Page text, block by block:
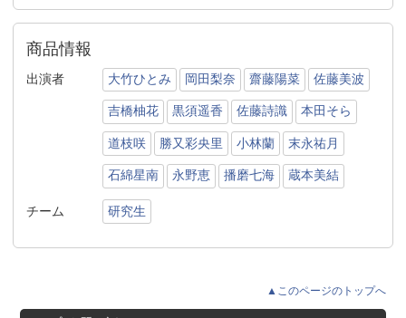
商品情報
出演者 大竹ひとみ 岡田梨奈 齋藤陽菜 佐藤美波
吉橋柚花 黒須遥香 佐藤詩識 本田そら
道枝咲 勝又彩央里 小林蘭 末永祐月
石綿星南 永野恵 播磨七海 蔵本美結
チーム 研究生
▲このページのトップへ